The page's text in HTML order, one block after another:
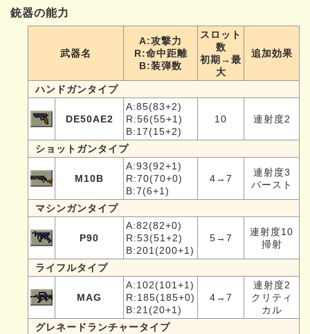
銃器の能力
武器名
A:攻撃力
R:命中距離
B:装弾数
スロット
数
初期→最
大
追加効果
ハンドガンタイプ
DE50AE2
A:85(83+2)
R:56(55+1)
B:17(15+2)
10 連射度2
ショットガンタイプ
M10B
A:93(92+1)
R:70(70+0)
B:7(6+1)
4→7
連射度3
バースト
マシンガンタイプ
P90
A:82(82+0)
R:53(51+2)
B:201(200+1)
5→7
連射度10
掃射
ライフルタイプ
MAG
A:102(101+1)
R:185(185+0)
B:21(20+1)
4→7
連射度2
クリティ
カル
グレネードランチャータイプ